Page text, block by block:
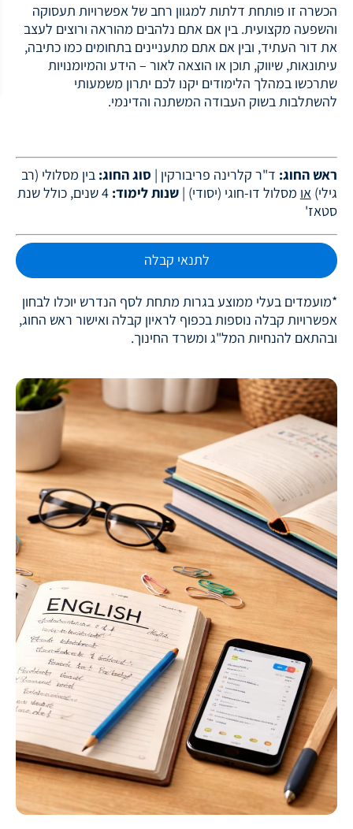
הכשרה זו פותחת דלתות למגוון רחב של אפשרויות תעסוקה
והשפעה מקצועית. בין אם אתם נלהבים מהוראה ורוצים לעצב
את דור העתיד, ובין אם אתם מתעניינים בתחומים כמו כתיבה,
עיתונאות, שיווק, תוכן או הוצאה לאור – הידע והמיומנויות
שתרכשו במהלך הלימודים יקנו לכם יתרון משמעותי
להשתלבות בשוק העבודה המשתנה והדינמי.
ראש החוג: ד"ר קלרינה פריבורקין | סוג החוג: בין מסלולי (רב
גילי)או מסלול דו-חוגי (יסודי) |שנות לימוד:
4 שנים, כולל שנת
סטאז'
לתנאי קבלה
*מועמדים בעלי ממוצע בגרות מתחת לסף הנדרש יוכלו לבחון
אפשרויות קבלה נוספות בכפוף לראיון קבלה ואישור ראש החוג,
ובהתאם להנחיות המל"ג ומשרד החינוך.